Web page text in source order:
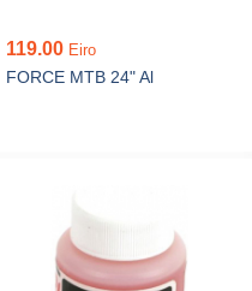
119.00 Eiro
FORCE MTB 24" Al